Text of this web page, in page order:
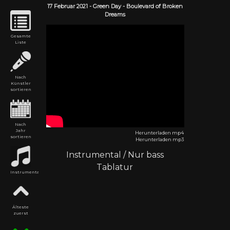
Gesamte
Liste
Nach
Künstler
sortieren
Nach
Jahr
sortieren
Instrumental
Älteste
zuerst
17 Februar2021- Green Day- Boulevard of Broken
Dreams
Herunterladen mp4
Herunterladen mp3
Instrumental / Nur bass
Tablatur